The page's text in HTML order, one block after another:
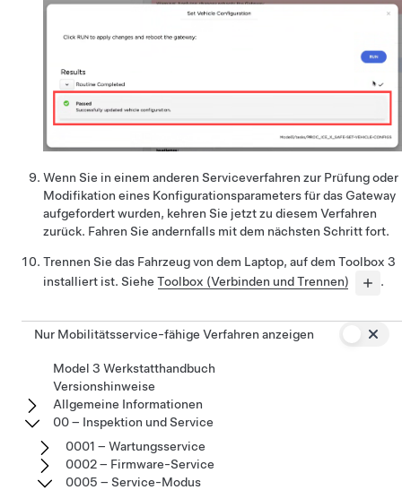
Wenn Sie in einem anderen Serviceverfahren zur Prüfung oder
Modifikation eines Konfigurationsparameters für das Gateway
aufgefordert wurden, kehren Sie jetzt zu diesem Verfahren
zurück. Fahren Sie andernfalls mit dem nächsten Schritt fort.
Trennen Sie das Fahrzeug von dem Laptop, auf dem Toolbox 3
installiert ist. Siehe Toolbox (Verbinden und Trennen) .
Nur Mobilitätsservice-fähige Verfahren anzeigen
Model 3 Werkstatthandbuch
Versionshinweise
Allgemeine Informationen
00 – Inspektion und Service
0001 – Wartungsservice
0002 – Firmware-Service
0005 – Service-Modus